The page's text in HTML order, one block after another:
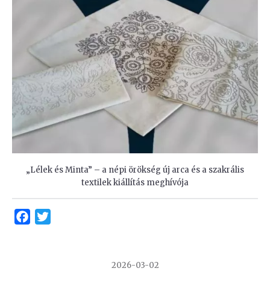
„Lélek és Minta” – a népi örökség új arca és a szakrális
textilek kiállítás meghívója
Facebook
2026-03-02